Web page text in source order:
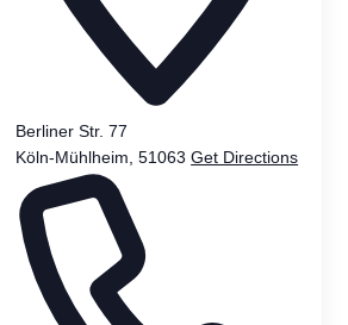
Berliner Str. 77
Köln-Mühlheim 51063 Get Directions